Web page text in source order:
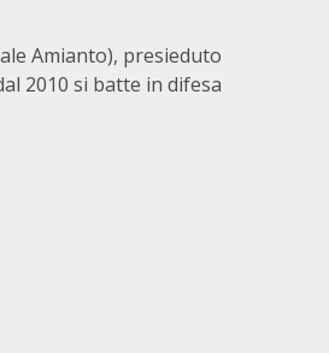
Amianto), presieduto
2010 si batte in difesa